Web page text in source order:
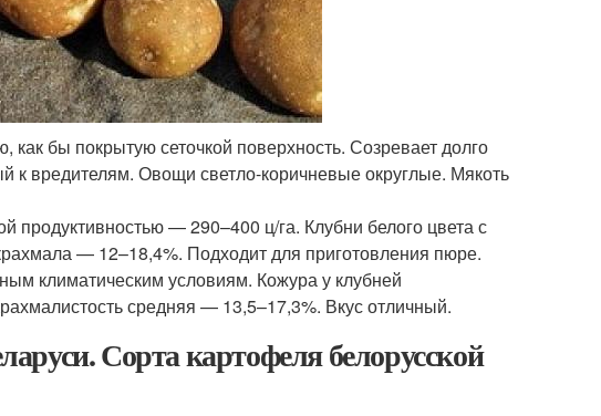
бы покрытую сеточкой поверхность. Созревает долго
вредителям. Овощи светло-коричневые округлые. Мякоть
продуктивностью — 290–400 ц/га. Клубни белого цвета с
— 12–18,4%. Подходит для приготовления пюре.
климатическим условиям. Кожура у клубней
средняя — 13,5–17,3%. Вкус отличный.
Сорта картофеля белорусской